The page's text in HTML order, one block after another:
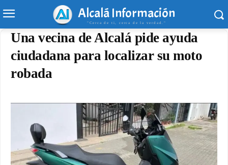
Alcalá Información
"Cerca de ti, cerca de la verdad."
Una vecina de Alcalá pide ayuda
ciudadana para localizar su moto
robada